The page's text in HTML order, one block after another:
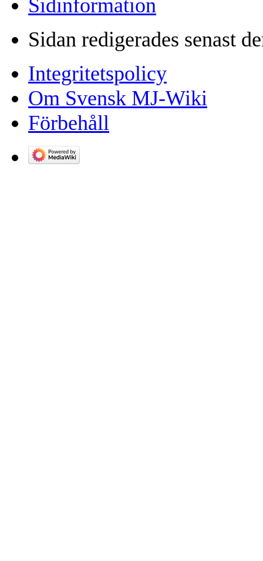
Sidinformation
Sidan redigerades senast
Integritetspolicy
Om Svensk MJ-Wiki
Förbehåll